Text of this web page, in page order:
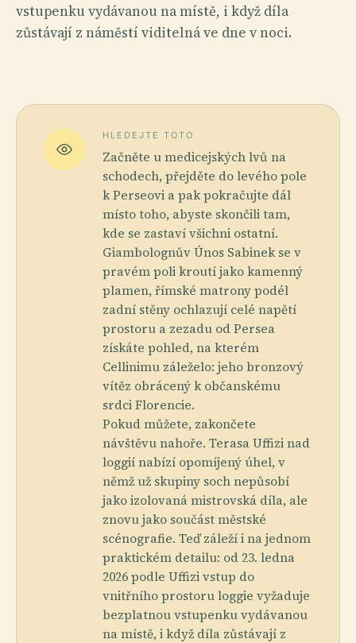
vstupenku vydávanou na místě, i když díla
zůstávají z náměstí viditelná ve dne v noci.
HLEDEJTE TOTO
Začněte u medicejských lvů na
schodech, přejděte do levého pole
k Perseovi a pak pokračujte dál
místo toho, abyste skončili tam,
kde se zastaví všichni ostatní.
Giambolognův Únos Sabinek se v
pravém poli kroutí jako kamenný
plamen, římské matrony podél
zadní stěny ochlazují celé napětí
prostoru a zezadu od Persea
získáte pohled, na kterém
Cellinimu záleželo: jeho bronzový
vítěz obrácený k občanskému
srdci Florencie.
Pokud můžete, zakončete
návštěvu nahoře. Terasa Uffizi nad
loggií nabízí opomíjený úhel, v
němž už skupiny soch nepůsobí
jako izolovaná mistrovská díla, ale
znovu jako součást městské
scénografie. Teď záleží i na jednom
praktickém detailu: od 23. ledna
2026 podle Uffizi vstup do
vnitřního prostoru loggie vyžaduje
bezplatnou vstupenku vydávanou
na místě, i když díla zůstávají z